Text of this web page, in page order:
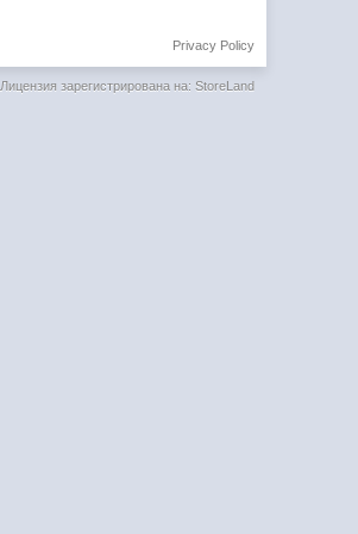
Privacy Policy
Лицензия зарегистрирована на: StoreLand